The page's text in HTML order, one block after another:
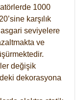
1000
karşılık
asgari seviyelere
ve
değişik
dekorasyona